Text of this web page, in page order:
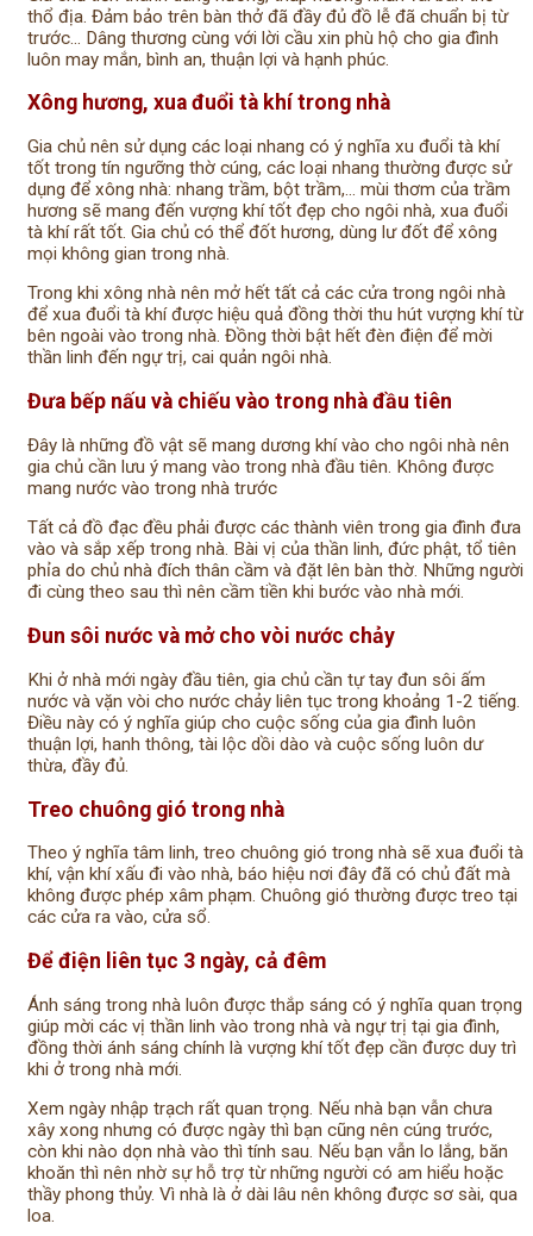
thổ địa. Đảm bảo trên bàn thở đã đầy đủ đồ lễ đã chuẩn bị từ
trước… Dâng thương cùng với lời cầu xin phù hộ cho gia đình
luôn may mắn, bình an, thuận lợi và hạnh phúc.
Xông hương, xua đuổi tà khí trong nhà
Gia chủ nên sử dụng các loại nhang có ý nghĩa xu đuổi tà khí
tốt trong tín ngưỡng thờ cúng, các loại nhang thường được sử
dụng để xông nhà: nhang trầm, bột trầm,… mùi thơm của trầm
hương sẽ mang đến vượng khí tốt đẹp cho ngôi nhà, xua đuổi
tà khí rất tốt. Gia chủ có thể đốt hương, dùng lư đốt để xông
mọi không gian trong nhà.
Trong khi xông nhà nên mở hết tất cả các cửa trong ngôi nhà
để xua đuổi tà khí được hiệu quả đồng thời thu hút vượng khí từ
bên ngoài vào trong nhà. Đồng thời bật hết đèn điện để mời
thần linh đến ngự trị, cai quản ngôi nhà.
Đưa bếp nấu và chiếu vào trong nhà đầu tiên
Đây là những đồ vật sẽ mang dương khí vào cho ngôi nhà nên
gia chủ cần lưu ý mang vào trong nhà đầu tiên. Không được
mang nước vào trong nhà trước
Tất cả đồ đạc đều phải được các thành viên trong gia đình đưa
vào và sắp xếp trong nhà. Bài vị của thần linh, đức phật, tổ tiên
phỉa do chủ nhà đích thân cầm và đặt lên bàn thờ. Những người
đi cùng theo sau thì nên cầm tiền khi bước vào nhà mới.
Đun sôi nước và mở cho vòi nước chảy
Khi ở nhà mới ngày đầu tiên, gia chủ cần tự tay đun sôi ấm
nước và vặn vòi cho nước chảy liên tục trong khoảng 1-2 tiếng.
Điều này có ý nghĩa giúp cho cuộc sống của gia đình luôn
thuận lợi, hanh thông, tài lộc dồi dào và cuộc sống luôn dư
thừa, đầy đủ.
Treo chuông gió trong nhà
Theo ý nghĩa tâm linh, treo chuông gió trong nhà sẽ xua đuổi tà
khí, vận khí xấu đi vào nhà, báo hiệu nơi đây đã có chủ đất mà
không được phép xâm phạm. Chuông gió thường được treo tại
các cửa ra vào, cửa sổ.
Để điện liên tục 3 ngày, cả đêm
Ánh sáng trong nhà luôn được thắp sáng có ý nghĩa quan trọng
giúp mời các vị thần linh vào trong nhà và ngự trị tại gia đình,
đồng thời ánh sáng chính là vượng khí tốt đẹp cần được duy trì
khi ở trong nhà mới.
Xem ngày nhập trạch rất quan trọng. Nếu nhà bạn vẫn chưa
xây xong nhưng có được ngày thì bạn cũng nên cúng trước,
còn khi nào dọn nhà vào thì tính sau. Nếu bạn vẫn lo lắng, băn
khoăn thì nên nhờ sự hỗ trợ từ những người có am hiểu hoặc
thầy phong thủy. Vì nhà là ở dài lâu nên không được sơ sài, qua
loa.